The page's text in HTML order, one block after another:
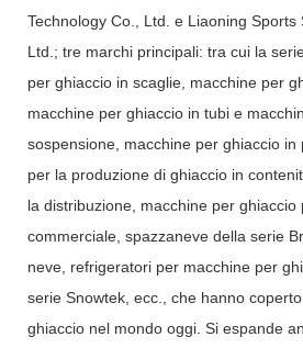
Technology Co., Ltd. e Liaoning Sports
Ltd.; tre marchi principali: tra cui la
per ghiaccio in scaglie, macchine per
macchine per ghiaccio in tubi e
sospensione, macchine per ghiaccio in
per la produzione di ghiaccio in
la distribuzione, macchine per
commerciale, spazzaneve della serie
neve, refrigeratori per macchine per
serie Snowtek, ecc., che hanno
ghiaccio nel mondo oggi. Si espande